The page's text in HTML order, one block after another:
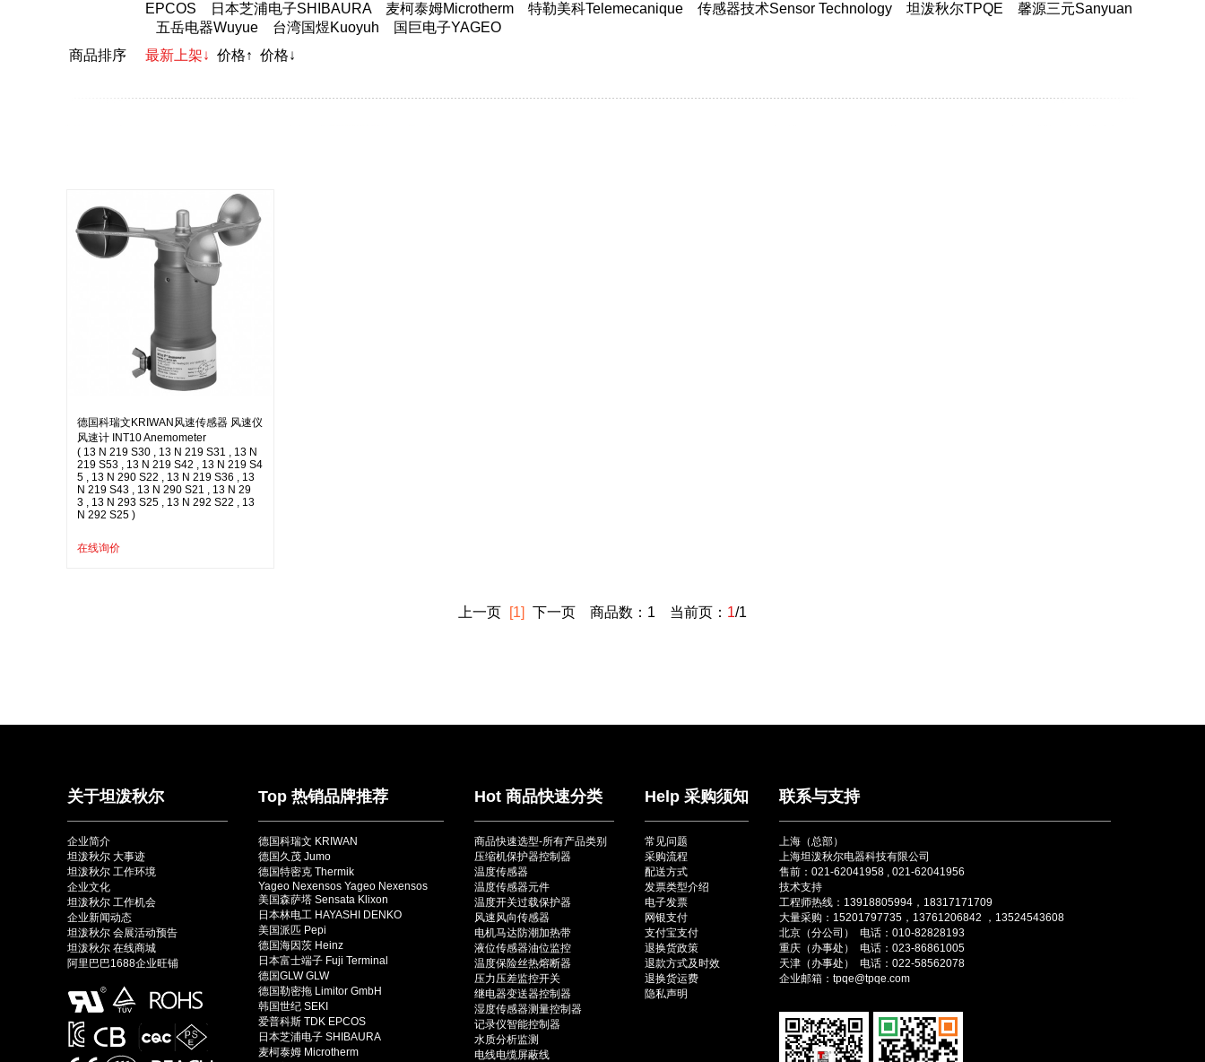
EPCOS
日本芝浦电子SHIBAURA 麦柯泰姆Microtherm 特勒美科Telemecanique 传感器技术Sensor Technology 坦泼秋尔TPQE
馨源三元Sanyuan
五岳电器Wuyue
台湾国煜Kuoyuh
国巨电子YAGEO
商品排序
最新上架↓ 价格↑ 价格↓
德国科瑞文KRIWAN风速传感器 风速仪
风速计 INT10 Anemometer
( 13 N 219 S30 , 13 N 219 S31 , 13 N
219 S53 , 13 N 219 S42 , 13 N 219 S4
5 , 13 N 290 S22 , 13 N 219 S36 , 13
N 219 S43 , 13 N 290 S21 , 13 N 29
3 , 13 N 293 S25 , 13 N 292 S22 , 13
N 292 S25 )
在线询价
上一页 [1] 下一页 商品数：1 当前页： 1/1
关于坦泼秋尔
企业简介
坦泼秋尔 大事迹
坦泼秋尔 工作环境
企业文化
坦泼秋尔 工作机会
企业新闻动态
坦泼秋尔 会展活动预告
坦泼秋尔 在线商城
阿里巴巴1688企业旺铺
Top 热销品牌推荐
德国科瑞文 KRIWAN
德国久茂 Jumo
德国特密克 Thermik
Yageo Nexensos Yageo Nexensos
美国森萨塔 Sensata Klixon
日本林电工 HAYASHI DENKO
美国派匹 Pepi
德国海因茨 Heinz
日本富士端子 Fuji Terminal
德国GLW GLW
德国勒密拖 Limitor GmbH
韩国世纪 SEKI
爱普科斯 TDK EPCOS
日本芝浦电子 SHIBAURA
麦柯泰姆 Microtherm
Hot 商品快速分类
商品快速选型-所有产品类别
压缩机保护器控制器
温度传感器
温度传感器元件
温度开关过载保护器
风速风向传感器
电机马达防潮加热带
液位传感器油位监控
温度保险丝热熔断器
压力压差监控开关
继电器变送器控制器
湿度传感器测量控制器
记录仪智能控制器
水质分析监测
电线电缆屏蔽线
Help 采购须知
常见问题
采购流程
配送方式
发票类型介绍
电子发票
网银支付
支付宝支付
退换货政策
退款方式及时效
退换货运费
隐私声明
联系与支持
上海（总部）
上海坦泼秋尔电器科技有限公司
售前：021-62041958 , 021-62041956
技术支持
工程师热线：13918805994，18317171709
大量采购：15201797735，13761206842 ，13524543608
北京（分公司） 电话：010-82828193
重庆（办事处） 电话：023-86861005
天津（办事处） 电话：022-58562078
企业邮箱：tpqe@tpqe.com